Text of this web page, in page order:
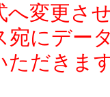
へ変更さ
宛にデー
ただきま